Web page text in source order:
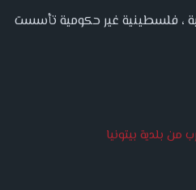
، فلسطينية غير حكومية تأسست
من بلدية بيتونيا